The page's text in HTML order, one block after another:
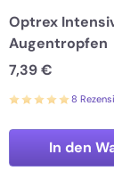
Optrex
Augentropfen
7,39 €
8
In den